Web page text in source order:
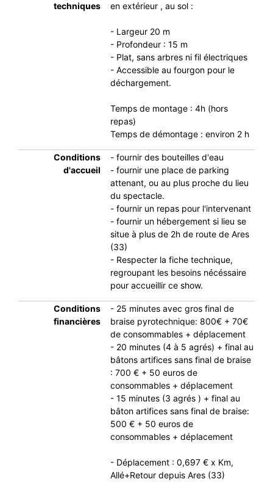
techniques
en extérieur , au sol :
- Largeur 20 m
- Profondeur : 15 m
- Plat, sans arbres ni fil électriques
- Accessible au fourgon pour le
déchargement.
Temps de montage : 4h (hors
repas)
Temps de démontage : environ 2 h
Conditions
d'accueil
- fournir des bouteilles d'eau
- fournir une place de parking
attenant, ou au plus proche du lieu
du spectacle.
- fournir un repas pour l'intervenant
- fournir un hébergement si lieu se
situe à plus de 2h de route de Ares
(33)
- Respecter la fiche technique,
regroupant les besoins nécéssaire
pour accueillir ce show.
Conditions
financières
- 25 minutes avec gros final de
braise pyrotechnique: 800€ + 70€
de consommables + déplacement
- 20 minutes (4 à 5 agrés) + final au
bâtons artifices sans final de braise
: 700 € + 50 euros de
consommables + déplacement
- 15 minutes (3 agrés ) + final au
bâton artifices sans final de braise:
500 € + 50 euros de
consommables + déplacement
- Déplacement : 0,697 € x Km,
Allé+Retour depuis Ares (33)